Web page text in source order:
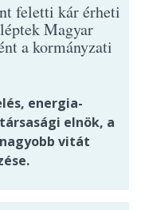
feletti kár érheti
Magyar
a kormányzati
energia-
elnök, a
vitát